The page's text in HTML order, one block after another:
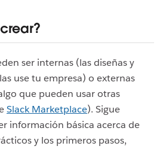
ser internas (las diseñas y
use tu empresa) o externas
que pueden usar otras
Slack Marketplace). Sigue
información básica acerca de
y los primeros pasos,